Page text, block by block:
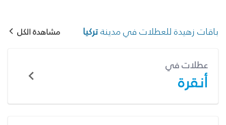
باقات زهيدة للعطلات في مدينةتركيا مشاهدة الكل
عطلات في
أنقرة